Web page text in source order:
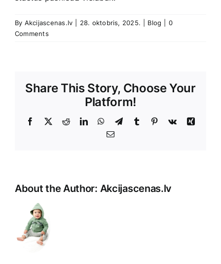
By Akcijascenas.lv 28. oktobris, 2025. Blog
0
Comments
Share This Story, Choose Your
Platform!
Facebook
X RedditLinkedInWhatsApp
TelegramTumblr Pinterest
Vk
Xing
E-
About the Author: Akcijascenas.lv